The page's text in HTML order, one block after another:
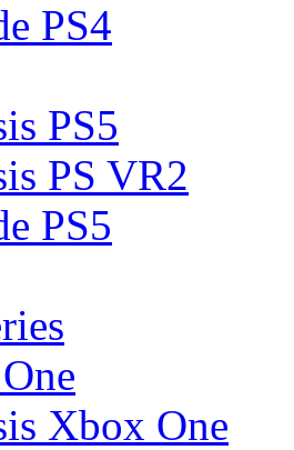
PS4
PS5
PS VR2
PS5
Xbox One